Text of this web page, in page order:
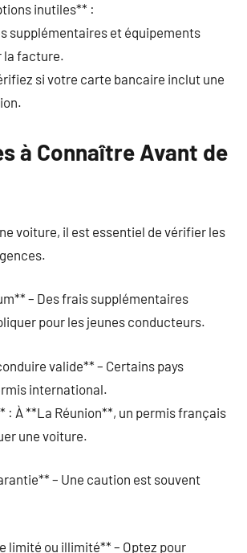
inutiles** :
supplémentaires et équipements
la facture.
si votre carte bancaire inclut une
à Connaître Avant de
voiture, il est essentiel de vérifier les
– Des frais supplémentaires
pour les jeunes conducteurs.
valide** – Certains pays
international.
: À **La Réunion**, un permis français
une voiture.
– Une caution est souvent
limité ou illimité** – Optez pour